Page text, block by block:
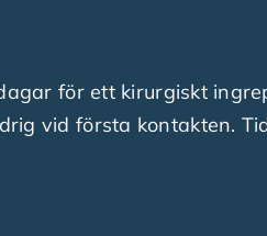
för ett kirurgiskt
vid första kontakten.